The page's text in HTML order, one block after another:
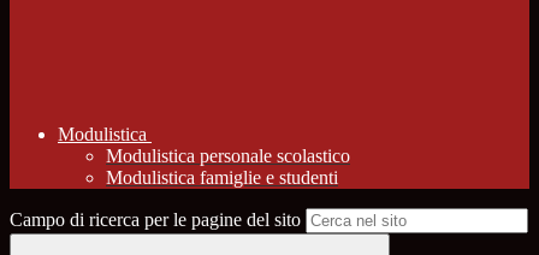
Modulistica
Modulistica personale scolastico
Modulistica famiglie e studenti
Campo di ricerca per le pagine del sito